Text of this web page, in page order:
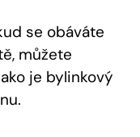
se obáváte
můžete
je bylinkový